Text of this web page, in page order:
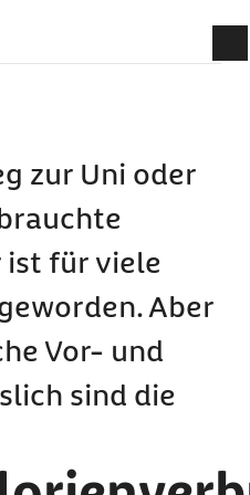
wirklich?
zur Uni oder
ist für viele
Aber
Vor- und
sind die